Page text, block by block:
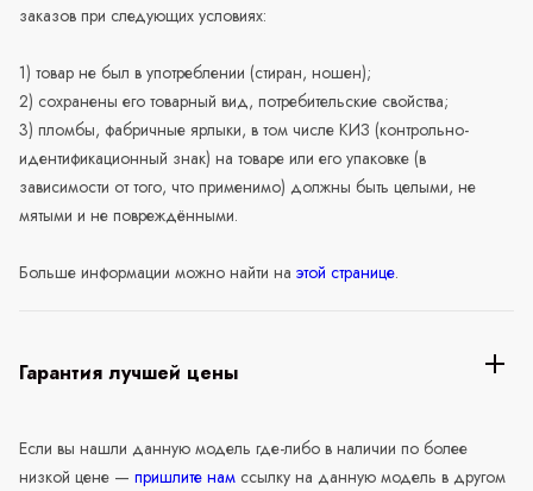
заказов при следующих условиях:
1) товар не был в употреблении (стиран, ношен);
2) сохранены его товарный вид, потребительские свойства;
3) пломбы, фабричные ярлыки, в том числе КИЗ (контрольно-
идентификационный знак) на товаре или его упаковке (в
зависимости от того, что применимо) должны быть целыми, не
мятыми и не повреждёнными.
Больше информации можно найти на этой странице.
Гарантия лучшей цены
Если вы нашли данную модель где-либо в наличии по более
низкой цене — пришлите нам ссылку на данную модель в другом